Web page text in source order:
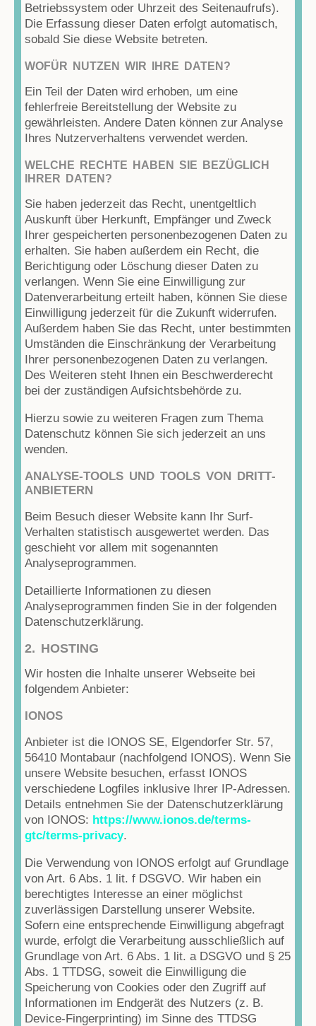
Betriebssystem oder Uhrzeit des Seitenaufrufs).
Die Erfassung dieser Daten erfolgt automatisch,
sobald Sie diese Website betreten.
WOFÜR NUTZEN WIR IHRE DATEN?
Ein Teil der Daten wird erhoben, um eine
fehlerfreie Bereitstellung der Website zu
gewährleisten. Andere Daten können zur Analyse
Ihres Nutzerverhaltens verwendet werden.
WELCHE RECHTE HABEN SIE BEZÜGLICH
IHRER DATEN?
Sie haben jederzeit das Recht, unentgeltlich
Auskunft über Herkunft, Empfänger und Zweck
Ihrer gespeicherten personenbezogenen Daten zu
erhalten. Sie haben außerdem ein Recht, die
Berichtigung oder Löschung dieser Daten zu
verlangen. Wenn Sie eine Einwilligung zur
Datenverarbeitung erteilt haben, können Sie diese
Einwilligung jederzeit für die Zukunft widerrufen.
Außerdem haben Sie das Recht, unter bestimmten
Umständen die Einschränkung der Verarbeitung
Ihrer personenbezogenen Daten zu verlangen.
Des Weiteren steht Ihnen ein Beschwerderecht
bei der zuständigen Aufsichtsbehörde zu.
Hierzu sowie zu weiteren Fragen zum Thema
Datenschutz können Sie sich jederzeit an uns
wenden.
ANALYSE-TOOLS UND TOOLS VON DRITT­
ANBIETERN
Beim Besuch dieser Website kann Ihr Surf-
Verhalten statistisch ausgewertet werden. Das
geschieht vor allem mit sogenannten
Analyseprogrammen.
Detaillierte Informationen zu diesen
Analyseprogrammen finden Sie in der folgenden
Datenschutzerklärung.
2. HOSTING
Wir hosten die Inhalte unserer Webseite bei
folgendem Anbieter:
IONOS
Anbieter ist die IONOS SE, Elgendorfer Str. 57,
56410 Montabaur (nachfolgend IONOS). Wenn Sie
unsere Website besuchen, erfasst IONOS
verschiedene Logfiles inklusive Ihrer IP-Adressen.
Details entnehmen Sie der Datenschutzerklärung
von IONOS: https://www.ionos.de/terms-
gtc/terms-privacy.
Die Verwendung von IONOS erfolgt auf Grundlage
von Art. 6 Abs. 1 lit. f DSGVO. Wir haben ein
berechtigtes Interesse an einer möglichst
zuverlässigen Darstellung unserer Website.
Sofern eine entsprechende Einwilligung abgefragt
wurde, erfolgt die Verarbeitung ausschließlich auf
Grundlage von Art. 6 Abs. 1 lit. a DSGVO und § 25
Abs. 1 TTDSG, soweit die Einwilligung die
Speicherung von Cookies oder den Zugriff auf
Informationen im Endgerät des Nutzers (z. B.
Device-Fingerprinting) im Sinne des TTDSG